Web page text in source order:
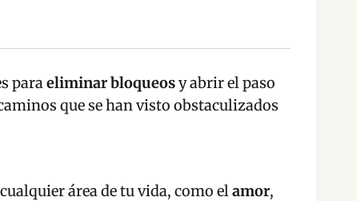
paraeliminar bloqueosy abrir el paso
que se han visto obstaculizados
área de tu vida, como elamor,